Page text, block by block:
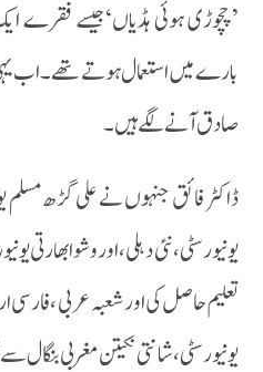
’چچوڑی ہوئی ہڈیاں‘جیسے فقرے
بارے میں استعمال ہوتے تھے۔ اب
صادق آنے لگے ہیں۔
ڈاکٹر فائق جنہوں نے علی گڑھ مسلم
یونیورسٹی،نئی دہلی،اور وشوا بھارتی
تعلیم حاصل کی اور شعبہ عربی ،فارسی
یونیورسٹی،شانتی نکیتن مغربی بنگال